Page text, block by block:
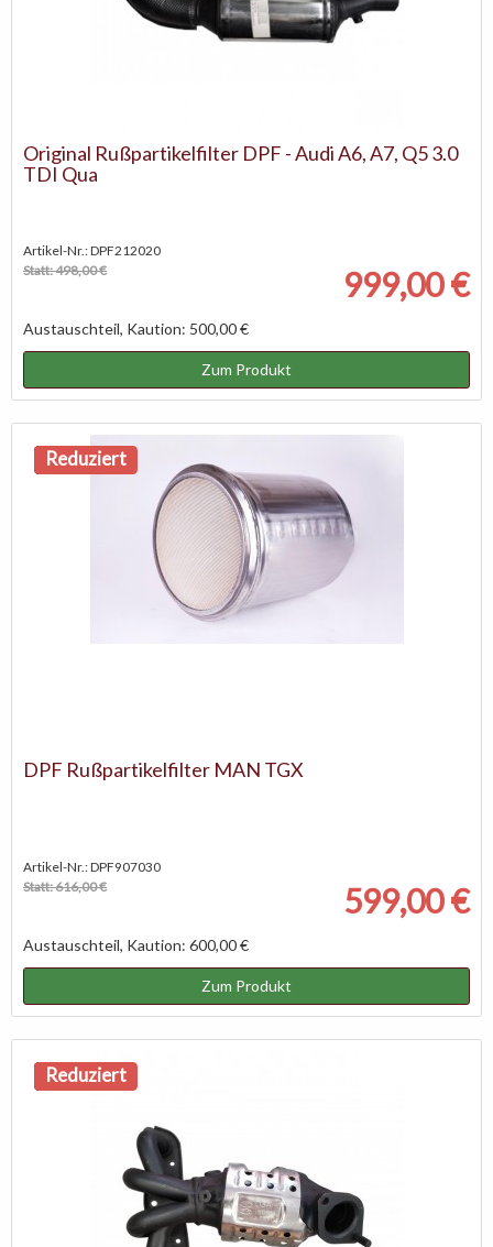
Original Rußpartikelfilter DPF - Audi A6, A7, Q5 3.0
TDI Qua
Artikel-Nr.: DPF212020
Statt: 498,00 €
999,00 €
Austauschteil, Kaution: 500,00 €
Zum Produkt
NEU
Reduziert
DPF Rußpartikelfilter MAN TGX
Artikel-Nr.: DPF907030
Statt: 616,00 €
599,00 €
Austauschteil, Kaution: 600,00 €
Zum Produkt
NEU
Reduziert